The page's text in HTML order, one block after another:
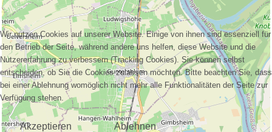
Wir nutzen Cookies auf unserer Website. Einige von ihnen sind essenziell für
den Betrieb der Seite, während andere uns helfen, diese Website und die
Nutzererfahrung zu verbessern (Tracking Cookies). Sie können selbst
entscheiden, ob Sie die Cookies zulassen möchten. Bitte beachten Sie, dass
bei einer Ablehnung womöglich nicht mehr alle Funktionalitäten der Seite zur
Verfügung stehen.
Akzeptieren Ablehnen